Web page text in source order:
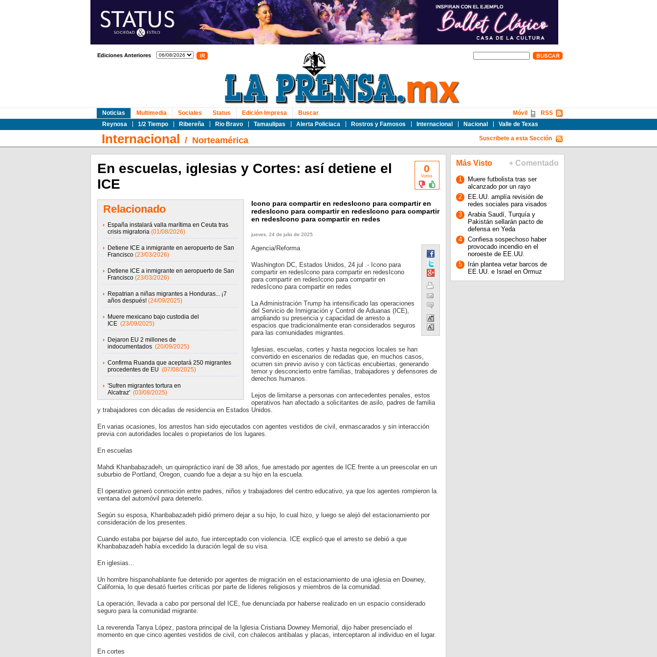
Ediciones Anteriores
Noticias
Reynosa
1/2 Tiempo Ribereña Rio Bravo Tamaulipas Alerta Policiaca Rostros y Famosos Internacional Nacional Valle de Texas
Multimedia Sociales Status Edición Impresa Buscar RSS
Móvil
Internacional / Norteamérica Suscribete a esta Sección
0
Votos
En escuelas, iglesias y Cortes: así detiene el
ICE
Relacionado
España instalará valla marítima en Ceuta tras
crisis migratoria (01/08/2026)
Detiene ICE a inmigrante en aeropuerto de San
Francisco (23/03/2026)
Detiene ICE a inmigrante en aeropuerto de San
Francisco (23/03/2026)
Repatrian a niñas migrantes a Honduras... ¡7
años después! (24/09/2025)
Muere mexicano bajo custodia del
ICE (23/09/2025)
Dejaron EU 2 millones de
indocumentados (20/09/2025)
Confirma Ruanda que aceptará 250 migrantes
procedentes de EU (07/08/2025)
'Sufren migrantes tortura en
Alcatraz' (03/08/2025)
Icono para compartir en redesIcono para compartir en
redesIcono para compartir en redesIcono para compartir
en redesIcono para compartir en redes
jueves, 24 de julio de 2025
Agencia/Reforma
Washington DC, Estados Unidos, 24 jul .- Icono para
compartir en redesIcono para compartir en redesIcono
para compartir en redesIcono para compartir en
redesIcono para compartir en redes
La Administración Trump ha intensificado las operaciones
del Servicio de Inmigración y Control de Aduanas (ICE),
ampliando su presencia y capacidad de arresto a
espacios que tradicionalmente eran considerados seguros
para las comunidades migrantes.
Iglesias, escuelas, cortes y hasta negocios locales se han
convertido en escenarios de redadas que, en muchos casos,
ocurren sin previo aviso y con tácticas encubiertas, generando
temor y desconcierto entre familias, trabajadores y defensores de
derechos humanos.
Lejos de limitarse a personas con antecedentes penales, estos
operativos han afectado a solicitantes de asilo, padres de familia
y trabajadores con décadas de residencia en Estados Unidos.
En varias ocasiones, los arrestos han sido ejecutados con agentes vestidos de civil, enmascarados y sin interacción
previa con autoridades locales o propietarios de los lugares.
En escuelas
Mahdi Khanbabazadeh, un quiropráctico iraní de 38 años, fue arrestado por agentes de ICE frente a un preescolar en un
suburbio de Portland, Oregon, cuando fue a dejar a su hijo en la escuela.
El operativo generó conmoción entre padres, niños y trabajadores del centro educativo, ya que los agentes rompieron la
ventana del automóvil para detenerlo.
Según su esposa, Khanbabazadeh pidió primero dejar a su hijo, lo cual hizo, y luego se alejó del estacionamiento por
consideración de los presentes.
Cuando estaba por bajarse del auto, fue interceptado con violencia. ICE explicó que el arresto se debió a que
Khanbabazadeh había excedido la duración legal de su visa.
En iglesias...
Un hombre hispanohablante fue detenido por agentes de migración en el estacionamiento de una iglesia en Downey,
California, lo que desató fuertes críticas por parte de líderes religiosos y miembros de la comunidad.
La operación, llevada a cabo por personal del ICE, fue denunciada por haberse realizado en un espacio considerado
seguro para la comunidad migrante.
La reverenda Tanya López, pastora principal de la Iglesia Cristiana Downey Memorial, dijo haber presenciado el
momento en que cinco agentes vestidos de civil, con chalecos antibalas y placas, interceptaron al individuo en el lugar.
En cortes
Más Visto + Comentado
1
Muere futbolista tras ser
alcanzado por un rayo
2
EE.UU. amplía revisión de
redes sociales para visados
3
Arabia Saudí, Turquía y
Pakistán sellarán pacto de
defensa en Yeda
4
Confiesa sospechoso haber
provocado incendio en el
noroeste de EE.UU.
5
Irán plantea vetar barcos de
EE.UU. e Israel en Ormuz